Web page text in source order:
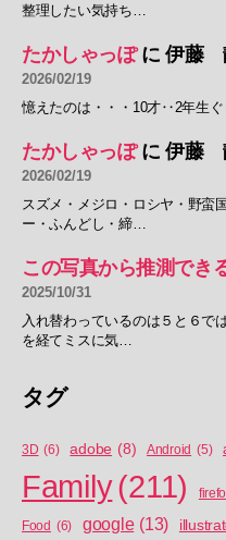
整理したい気持ち…
たかしゃっぽに 伊藤
2026/02/19
憶えたのは・・・10才‥2年生ぐ
たかしゃっぽに 伊藤
2026/02/19
スズメ・メジロ・ロシヤ・野蛮
ー・ふんどし・締…
この写真から推測でき
2025/10/31
入れ替わっているのは５と６で
を経てミスに気…
タグ
3D (6) adobe (8) Android (5)
Family(211)
Food (6) google (13)